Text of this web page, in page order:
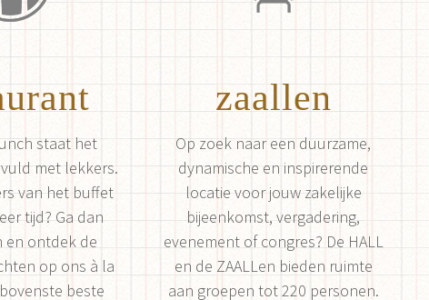
staat het
met lekkers.
van het buffet
tijd? Ga dan
en ontdek de
op ons à la
beste
zaallen
Op zoek naar een duurzame,
dynamische en inspirerende
locatie voor jouw zakelijke
bijeenkomst, vergadering,
evenement of congres? De HALL
en de ZAALLen bieden ruimte
aan groepen tot 220 personen.